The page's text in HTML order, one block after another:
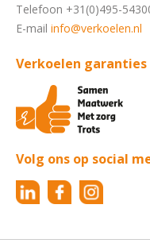
Telefoon +31(0)495-
E-mail info@verkoelen.nl
Verkoelen garanties
Volg ons op social